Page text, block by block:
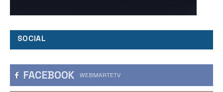
SOCIAL
FACEBOOK WEBMARTETV